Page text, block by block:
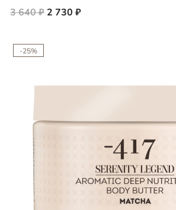
3 640 ₽ 2 730 ₽
-25%